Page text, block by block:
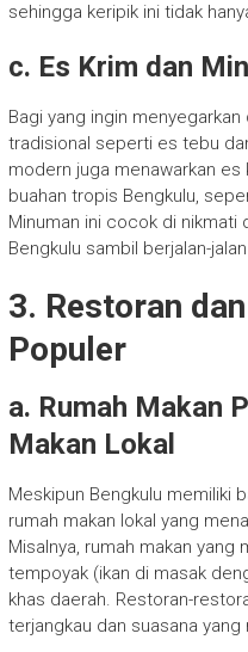
sehingga keripik ini tidak
c. Es Krim dan
Bagi yang ingin
tradisional seperti es tebu
modern juga menawarkan
buahan tropis Bengkulu,
Minuman ini cocok di nikmati
Bengkulu sambil berjalan-
3. Restoran
Populer
a. Rumah Makan
Makan Lokal
Meskipun Bengkulu memiliki
rumah makan lokal yang
Misalnya, rumah makan yang
tempoyak (ikan di masak
khas daerah. Restoran-
terjangkau dan suasana yang